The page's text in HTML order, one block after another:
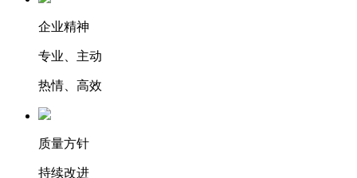
企业精神
专业、主动
热情、高效
质量方针
持续改进